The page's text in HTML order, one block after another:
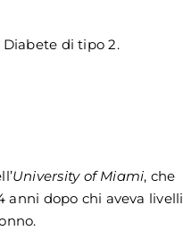
di tipo 2.
University of Miami, che
anni dopo chi aveva livelli